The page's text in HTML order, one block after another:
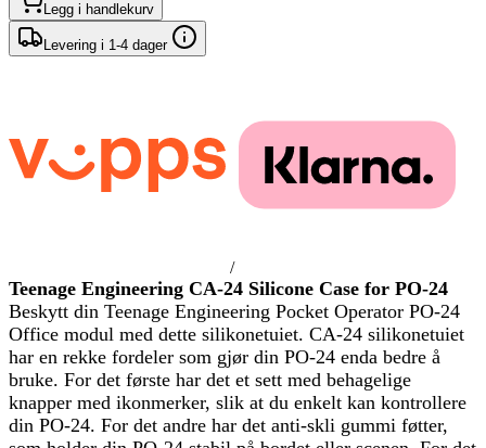
Legg i handlekurv
Levering i 1-4 dager
/
Teenage Engineering CA-24 Silicone Case for PO-24
Beskytt din Teenage Engineering Pocket Operator PO-24
Office modul med dette silikonetuiet. CA-24 silikonetuiet
har en rekke fordeler som gjør din PO-24 enda bedre å
bruke. For det første har det et sett med behagelige
knapper med ikonmerker, slik at du enkelt kan kontrollere
din PO-24. For det andre har det anti-skli gummi føtter,